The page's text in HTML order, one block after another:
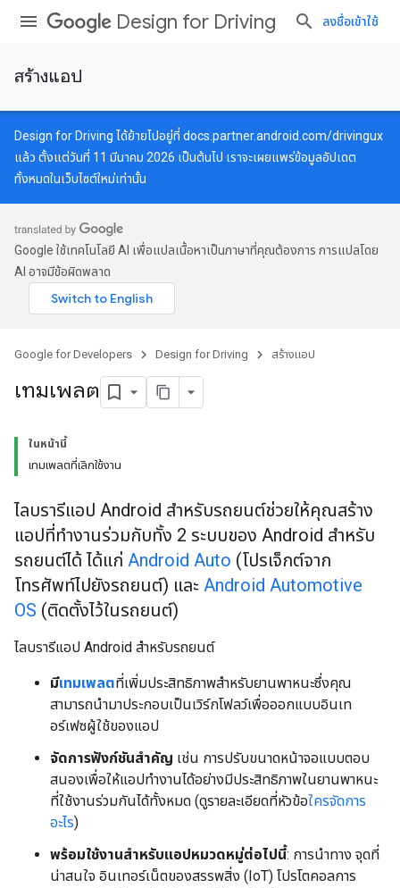
Design for Driving ลงชื่อเข้าใช้
สร้างแอป
Design for Driving ได้ย้ายไปอยู่ที่ docs.partner.android.com/drivingux
แล้ว ตั้งแต่วันที่ 11 มีนาคม 2026 เป็นต้นไป เราจะเผยแพร่ข้อมูลอัปเดต
ทั้งหมดในเว็บไซต์ใหม่เท่านั้น
Google ใช้เทคโนโลยี AI เพื่อแปลเนื้อหาเป็นภาษาที่คุณต้องการ การแปลโดย
AI อาจมีข้อผิดพลาด
Google for Developers Design for Driving สร้างแอป
เทมเพลต
ในหน้านี้
เทมเพลตที่เลิกใช้งาน
ไลบรารีแอป Android สำหรับรถยนต์ช่วยให้คุณสร้าง
แอปที่ทำงานร่วมกับทั้ง 2 ระบบของ Android สำหรับ
รถยนต์ได้ ได้แก่ Android Auto (โปรเจ็กต์จาก
โทรศัพท์ไปยังรถยนต์) และ Android Automotive
OS (ติดตั้งไว้ในรถยนต์)
ไลบรารีแอป Android สำหรับรถยนต์
มีเทมเพลตที่เพิ่มประสิทธิภาพสำหรับยานพาหนะซึ่งคุณ
สามารถนำมาประกอบเป็นเวิร์กโฟลว์เพื่อออกแบบอินเท
อร์เฟซผู้ใช้ของแอป
จัดการฟังก์ชันสำคัญ เช่น การปรับขนาดหน้าจอแบบตอบ
สนองเพื่อให้แอปทำงานได้อย่างมีประสิทธิภาพในยานพาหนะ
ที่ใช้งานร่วมกันได้ทั้งหมด (ดูรายละเอียดที่หัวข้อใครจัดการ
อะไร)
พร้อมใช้งานสำหรับแอปหมวดหมู่ต่อไปนี้: การนำทาง จุดที่
น่าสนใจ อินเทอร์เน็ตของสรรพสิ่ง (IoT) โปรโตคอลการ